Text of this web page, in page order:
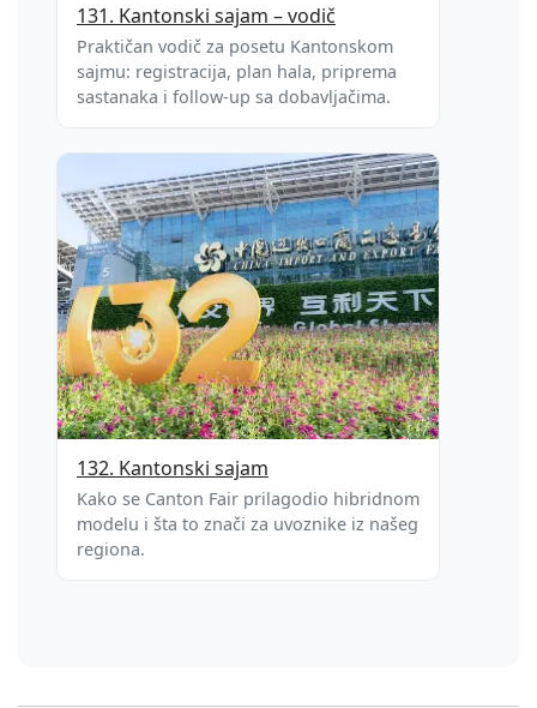
131. Kantonski sajam – vodič
Praktičan vodič za posetu Kantonskom
sajmu: registracija, plan hala, priprema
sastanaka i follow‑up sa dobavljačima.
132. Kantonski sajam
Kako se Canton Fair prilagodio hibridnom
modelu i šta to znači za uvoznike iz našeg
regiona.